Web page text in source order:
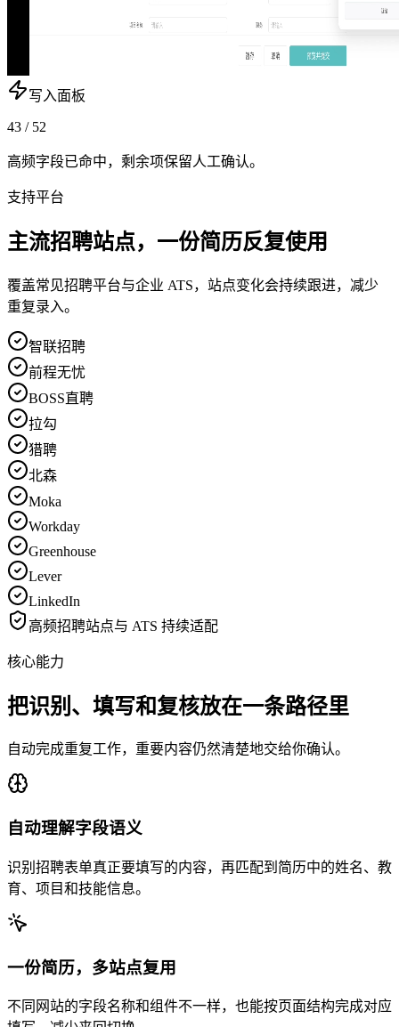
写入面板
43 / 52
高频字段已命中，剩余项保留人工确认。
支持平台
主流招聘站点，一份简历反复使用
覆盖常见招聘平台与企业 ATS，站点变化会持续跟进，减少
重复录入。
智联招聘
前程无忧
BOSS直聘
拉勾
猎聘
北森
Moka
Workday
Greenhouse
Lever
LinkedIn
高频招聘站点与 ATS 持续适配
核心能力
把识别、填写和复核放在一条路径里
自动完成重复工作，重要内容仍然清楚地交给你确认。
自动理解字段语义
识别招聘表单真正要填写的内容，再匹配到简历中的姓名、教
育、项目和技能信息。
一份简历，多站点复用
不同网站的字段名称和组件不一样，也能按页面结构完成对应